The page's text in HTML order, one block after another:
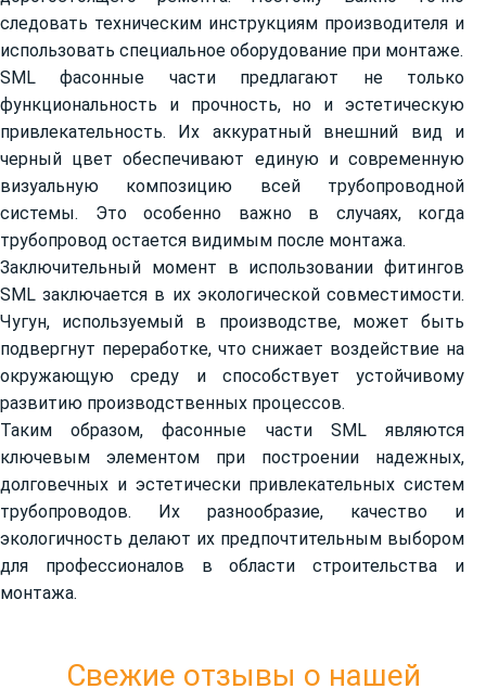
следовать техническим инструкциям производителя и
использовать специальное оборудование при монтаже.
SML фасонные части предлагают не только
функциональность и прочность, но и эстетическую
привлекательность. Их аккуратный внешний вид и
черный цвет обеспечивают единую и современную
визуальную композицию всей трубопроводной
системы. Это особенно важно в случаях, когда
трубопровод остается видимым после монтажа.
Заключительный момент в использовании фитингов
SML заключается в их экологической совместимости.
Чугун, используемый в производстве, может быть
подвергнут переработке, что снижает воздействие на
окружающую среду и способствует устойчивому
развитию производственных процессов.
Таким образом, фасонные части SML являются
ключевым элементом при построении надежных,
долговечных и эстетически привлекательных систем
трубопроводов. Их разнообразие, качество и
экологичность делают их предпочтительным выбором
для профессионалов в области строительства и
монтажа.
Свежие отзывы о нашей